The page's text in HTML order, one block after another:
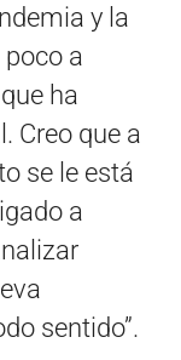
y la
a
ha
Creo que a
se le está
a
sentido”.